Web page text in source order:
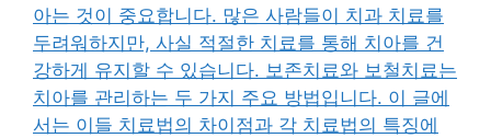
아는 것이 중요합니다. 많은 사람들이 치과 치료를
두려워하지만, 사실 적절한 치료를 통해 치아를 건
강하게 유지할 수 있습니다. 보존치료와 보철치료는
치아를 관리하는 두 가지 주요 방법입니다. 이 글에
서는 이들 치료법의 차이점과 각 치료법의 특징에